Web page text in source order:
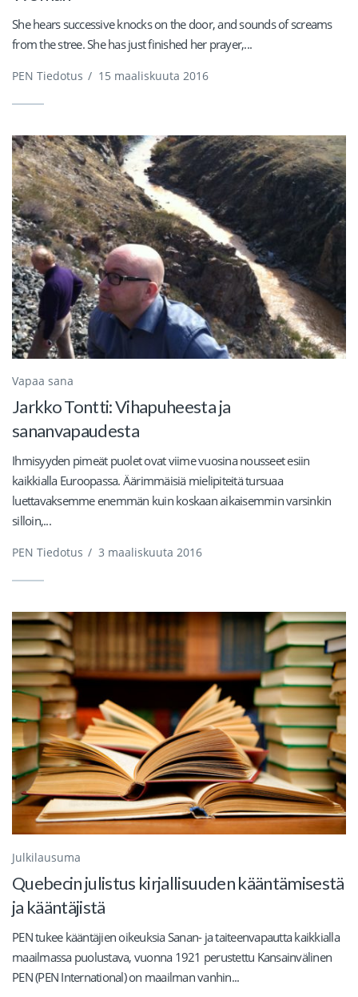
She hears successive knocks on the door, and sounds of screams
from the stree. She has just finished her prayer,...
PEN Tiedotus / 15 maaliskuuta 2016
Vapaa sana
Jarkko Tontti: Vihapuheesta ja
sananvapaudesta
Ihmisyyden pimeät puolet ovat viime vuosina nousseet esiin
kaikkialla Euroopassa. Äärimmäisiä mielipiteitä tursuaa
luettavaksemme enemmän kuin koskaan aikaisemmin varsinkin
silloin,...
PEN Tiedotus / 3 maaliskuuta 2016
Julkilausuma
Quebecin julistus kirjallisuuden kääntämisestä
ja kääntäjistä
PEN tukee kääntäjien oikeuksia Sanan- ja taiteenvapautta kaikkialla
maailmassa puolustava, vuonna 1921 perustettu Kansainvälinen
PEN (PEN International) on maailman vanhin...